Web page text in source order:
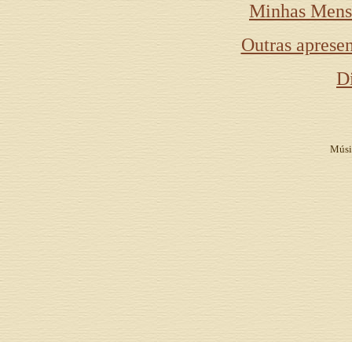
Minhas
Outras